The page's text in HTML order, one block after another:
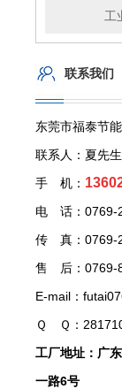
工
联系我们
东莞市福泰节
联系人：夏先生
手 机：
电 话：
传 真：0769-
售 后：0769-
E-mail：
Ｑ Ｑ：
工厂地址：广
一路6号